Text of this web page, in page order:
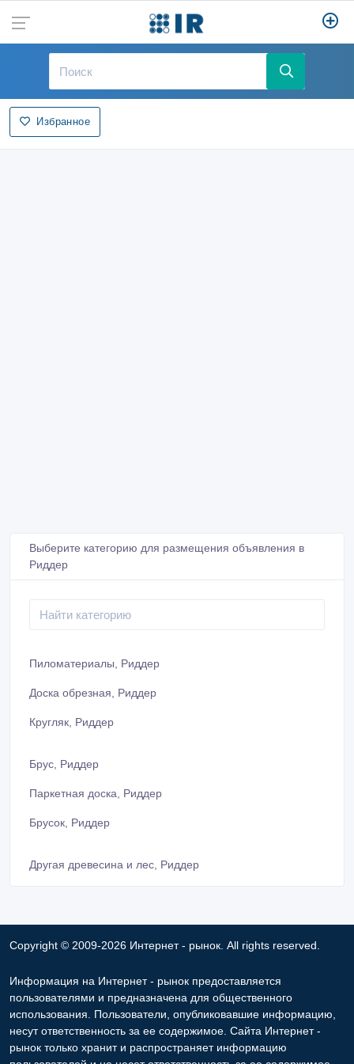
Избранное
Выберите категорию для размещения объявления в
Риддер
Пиломатериалы, Риддер
Доска обрезная, Риддер
Кругляк, Риддер
Брус, Риддер
Паркетная доска, Риддер
Брусок, Риддер
Другая древесина и лес, Риддер
Copyright © 2009-2026 Интернет - рынок. All rights reserved.
Информация на Интернет - рынок предоставляется
пользователями и предназначена для общественного
использования. Пользователи, опубликовавшие информацию,
несут ответственность за ее содержимое. Сайта Интернет -
рынок только хранит и распространяет информацию